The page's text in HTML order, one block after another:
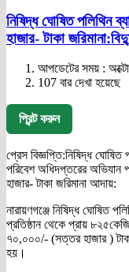
নিষিদ্ধ ঘোষিত পলিথিন
হাজার- টাকা
আপডেটের সময় :
107 বার দেখা হয়েছে
প্রিন্ট করুন
প্রেস বিজ্ঞপ্তি:নিষিদ্ধ ঘোষিত
পরিবেশ অধিদপ্তরের অভিযান
হাজার- টাকা জরিমানা আদায়:
নারায়ণগঞ্জে নিষিদ্ধ ঘোষিত
প্রতিষ্ঠান থেকে প্রায়
৭০,০০০/- (সত্তর হাজার )
হয়।